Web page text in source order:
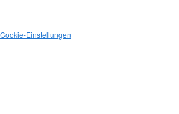
Cookie-Einstellungen